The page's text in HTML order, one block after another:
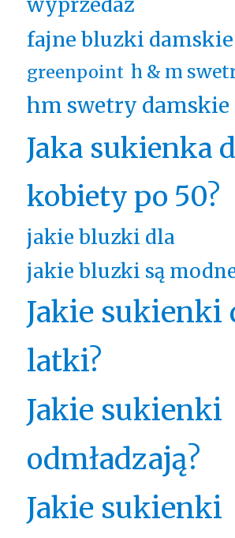
fajne bluzki damskie
greenpoint h & m
hm swetry damskie
Jaka sukienka
kobiety po 50?
jakie bluzki dla
jakie bluzki są
Jakie sukienki
latki?
Jakie sukienki
odmładzają?
Jakie sukienki